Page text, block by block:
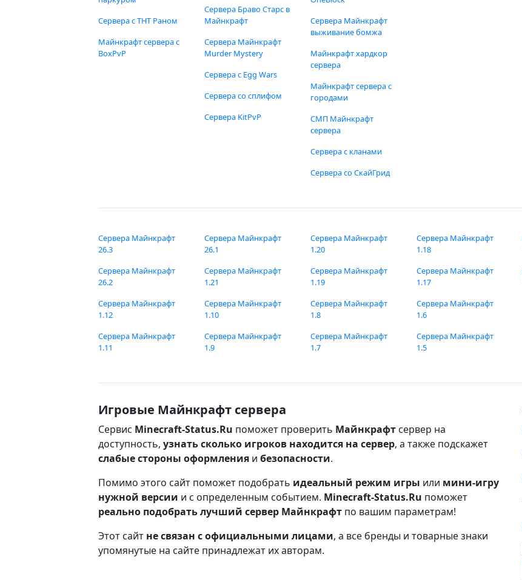
Сервера с ТНТ Раном
Майнкрафт сервера с
BoxPvP
Сервера Браво Старс в
Майнкрафт
Сервера Майнкрафт
Murder Mystery
Сервера с Egg Wars
Сервера со сплифом
Сервера KitPvP
Сервера Майнкрафт
выживание бомжа
Майнкрафт хардкор
сервера
Майнкрафт сервера с
городами
СМП Майнкрафт
сервера
Сервера с кланами
Сервера со СкайГрид
Сервера Майнкрафт
26.3
Сервера Майнкрафт
26.2
Сервера Майнкрафт
26.1
Сервера Майнкрафт
1.21
Сервера Майнкрафт
1.20
Сервера Майнкрафт
1.19
Сервера Майнкрафт
1.18
Сервера Майнкрафт
1.17
Сервера Майнкрафт
1.12
Сервера Майнкрафт
1.11
Сервера Майнкрафт
1.10
Сервера Майнкрафт
1.9
Сервера Майнкрафт
1.8
Сервера Майнкрафт
1.7
Сервера Майнкрафт
1.6
Сервера Майнкрафт
1.5
Игровые Майнкрафт сервера
Сервис Minecraft-Status.Ru поможет проверить Майнкрафт сервер на
доступность, узнать сколько игроков находится на сервер, а также подскажет
слабые стороны оформления и безопасности.
Помимо этого сайт поможет подобрать идеальный режим игры или мини-игру
нужной версии и с определенным событием. Minecraft-Status.Ru поможет
реально подобрать лучший сервер Майнкрафт по вашим параметрам!
Этот сайт не связан с официальными лицами, а все бренды и товарные знаки
упомянутые на сайте принадлежат их авторам.